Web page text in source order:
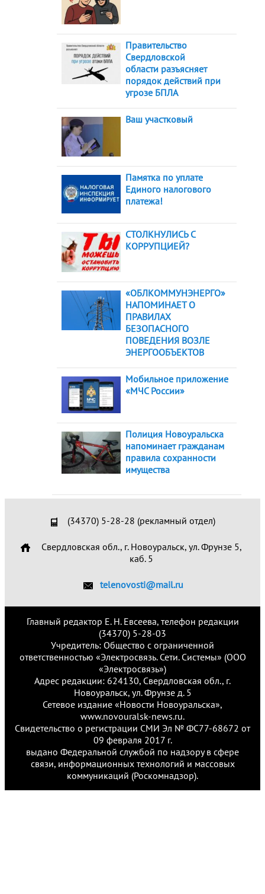
Правительство
Свердловской
области разъясняет
порядок действий при
угрозе БПЛА
Ваш участковый
Памятка по уплате
Единого налогового
платежа!
СТОЛКНУЛИСЬ С
КОРРУПЦИЕЙ?
«ОБЛКОММУНЭНЕРГО»
НАПОМИНАЕТ О
ПРАВИЛАХ
БЕЗОПАСНОГО
ПОВЕДЕНИЯ ВОЗЛЕ
ЭНЕРГООБЪЕКТОВ
Мобильное приложение
«МЧС России»
Полиция Новоуральска
напоминает гражданам
правила сохранности
имущества
(34370) 5-28-28 (рекламный отдел)
Свердловская обл., г. Новоуральск, ул. Фрунзе 5,
каб. 5
telenovosti@mail.ru
Главный редактор Е. Н. Евсеева, телефон редакции
(34370) 5-28-03
Учредитель: Общество с ограниченной
ответственностью «Электросвязь. Сети. Системы» (ООО
«Электросвязь»)
Адрес редакции: 624130, Свердловская обл., г.
Новоуральск, ул. Фрунзе д. 5
Сетевое издание «Новости Новоуральска»,
www.novouralsk-news.ru.
Свидетельство о регистрации СМИ Эл № ФС77-68672 от
09 февраля 2017 г.
выдано Федеральной службой по надзору в сфере
связи, информационных технологий и массовых
коммуникаций (Роскомнадзор).